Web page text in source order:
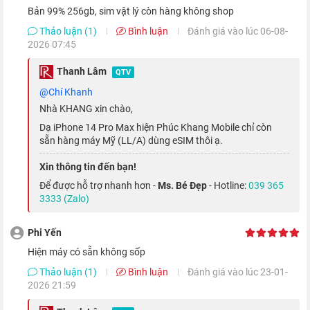
cùng một không gian hiển thị lớn cho mọi thao tác trên
hình iPhone trở nên dễ dàng hơn.
Một điểm cộng nữa về mặt thiết kế trên chiếc smartphone này
là việc Apple đã loại bỏ notch tai thỏ từ thời
bằng thiết kế hình viên thuốc hoàn toàn mới, đem lại vùng hiển
thị rộng lớn và tạo điểm nhấn riêng cho máy.
Bản 99% 256gb, sim vật lý còn hàng không shop
Thảo luận (1)
Bình luận
Đánh giá vào lúc 06-08-
2026 07:45
Thanh Lâm QTV
@Chí Khanh
Nhà KHANG xin chào,
Dạ iPhone 14 Pro Max hiện Phúc Khang Mobile chỉ còn
sẵn hàng máy Mỹ (LL/A) dùng eSIM thôi ạ.
Xin thông tin đến bạn!
Để được hỗ trợ nhanh hơn - Ms. Bé Đẹp- Hotline:039 365
3333 (Zalo)
Phi Yến
Hiện máy có sẵn không sốp
Thảo luận (1)
Bình luận
Đánh giá vào lúc 23-01-
2026 21:59